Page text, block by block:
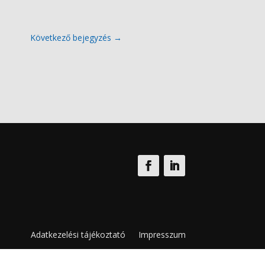
Következő bejegyzés →
Adatkezelési tájékoztató Impresszum